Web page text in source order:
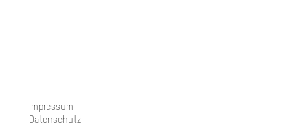
Impressum
Datenschutz